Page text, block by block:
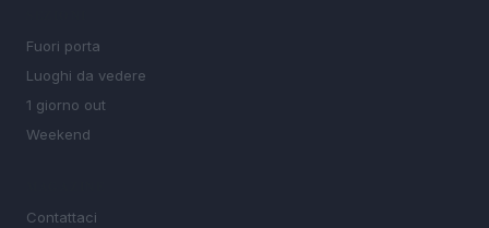
Fuori porta
Luoghi da vedere
1 giorno out
Weekend
Contattaci